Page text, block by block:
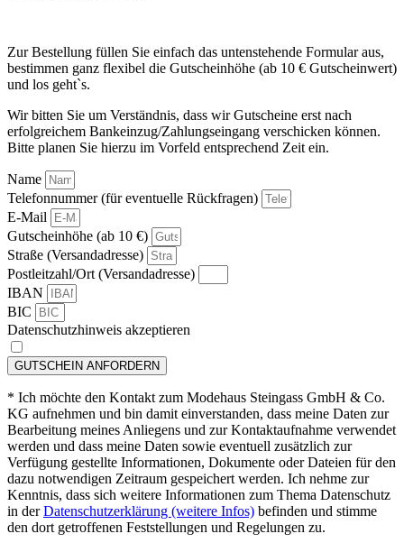
Zur Bestellung füllen Sie einfach das untenstehende Formular aus,
bestimmen ganz flexibel die Gutscheinhöhe (ab 10 € Gutscheinwert)
und los geht`s.
Wir bitten Sie um Verständnis, dass wir Gutscheine erst nach
erfolgreichem Bankeinzug/Zahlungseingang verschicken können.
Bitte planen Sie hierzu im Vorfeld entsprechend Zeit ein.
Name
Telefonnummer (für eventuelle Rückfragen)
E-Mail
Gutscheinhöhe (ab 10 €)
Straße (Versandadresse)
Postleitzahl/Ort (Versandadresse)
IBAN
BIC
Datenschutzhinweis akzeptieren
GUTSCHEIN ANFORDERN
* Ich möchte den Kontakt zum Modehaus Steingass GmbH & Co.
KG aufnehmen und bin damit einverstanden, dass meine Daten zur
Bearbeitung meines Anliegens und zur Kontaktaufnahme verwendet
werden und dass meine Daten sowie eventuell zusätzlich zur
Verfügung gestellte Informationen, Dokumente oder Dateien für den
dazu notwendigen Zeitraum gespeichert werden. Ich nehme zur
Kenntnis, dass sich weitere Informationen zum Thema Datenschutz
in derDatenschutzerklärung (weitere Infos) befinden und stimme
den dort getroffenen Feststellungen und Regelungen zu.